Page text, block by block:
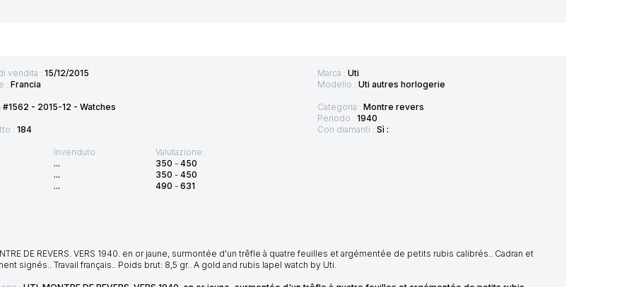
vendita : 15/12/2015
: Francia
#1562 - 2015-12 - Watches
: 184
Invenduto
...
...
...
Valutazione:
350 - 450
350 - 450
490 - 631
Marca : Uti
Modello : Uti autres horlogerie
Categoria : Montre revers
Periodo : 1940
Con diamanti : Sì :
DE REVERS. VERS 1940. en or jaune, surmontée d'un trêfle à quatre feuilles et argémentée de petits rubis calibrés.. Cadran et
signés.. Travail français.. Poids brut: 8,5 gr.. A gold and rubis lapel watch by Uti.